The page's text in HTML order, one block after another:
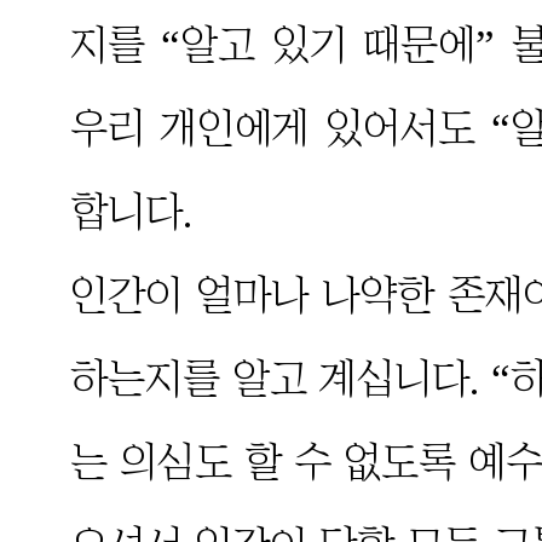
지를 “알고 있기 때문에”
우리 개인에게 있어서도 “
합니다.
인간이 얼마나 나약한 존
하는지를 알고 계십니다. “
는 의심도 할 수 없도록 예